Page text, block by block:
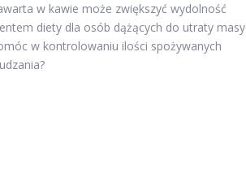
w kawie może zwiększyć wydolność
diety dla osób dążących do utraty masy
w kontrolowaniu ilości spożywanych